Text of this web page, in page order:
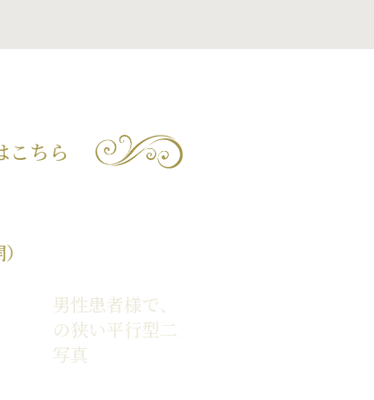
こちら
男性患者様で、ミニ切開法で幅
の狭い平行型二重を作った症例
写真